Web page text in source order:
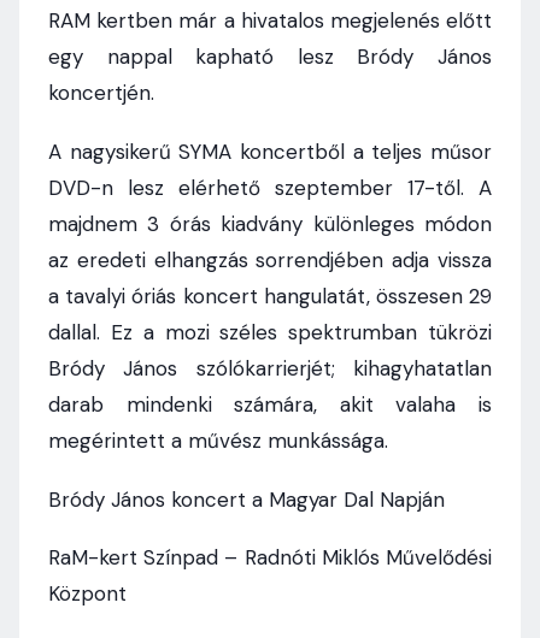
RAM kertben már a hivatalos megjelenés előtt
egy nappal kapható lesz Bródy János
koncertjén.
A nagysikerű SYMA koncertből a teljes műsor
DVD-n lesz elérhető szeptember 17-től. A
majdnem 3 órás kiadvány különleges módon
az eredeti elhangzás sorrendjében adja vissza
a tavalyi óriás koncert hangulatát, összesen 29
dallal. Ez a mozi széles spektrumban tükrözi
Bródy János szólókarrierjét; kihagyhatatlan
darab mindenki számára, akit valaha is
megérintett a művész munkássága.
Bródy János koncert a Magyar Dal Napján
RaM-kert Színpad – Radnóti Miklós Művelődési
Központ